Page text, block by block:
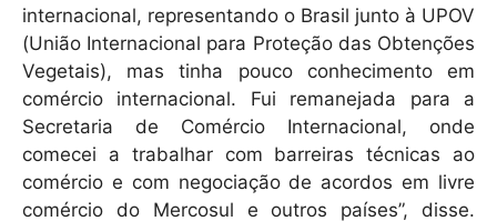
internacional, representando o Brasil junto à UPOV
(União Internacional para Proteção das Obtenções
Vegetais), mas tinha pouco conhecimento em
comércio internacional. Fui remanejada para a
Secretaria de Comércio Internacional, onde
comecei a trabalhar com barreiras técnicas ao
comércio e com negociação de acordos em livre
comércio do Mercosul e outros países”, disse.